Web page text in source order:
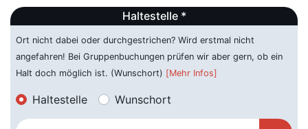
Haltestelle *
Ort nicht dabei oder durchgestrichen? Wird erstmal nicht
angefahren! Bei Gruppenbuchungen prüfen wir aber gern, ob ein
Halt doch möglich ist. (Wunschort) [Mehr Infos]
Haltestelle Wunschort